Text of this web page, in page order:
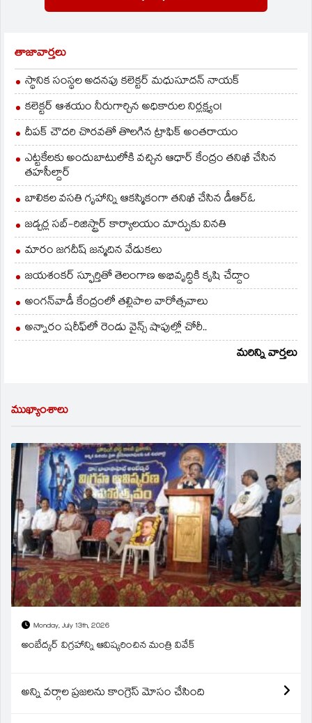
హైదరాబాద్‌లో…
ట్రావెల్స్‌ ఆగడాలకు
బెంబేలెత్తిపోయిన ట్రావెల్‌
ఏజెన్సీలు బస్సులు
నిలిపివేస్తున్నరు. అయితే
దీనికి విరుగుడుగా ఆర్టీసీ
హైదరాబాద్‌ నుంచి విశాఖ,
…
తాజావార్తలు
స్థానిక సంస్థల అదనపు కలెక్టర్ మధుసూదన్ నాయక్
కలెక్టర్ ఆశయం నీరుగార్చిన అధికారుల నిర్లక్ష్యం!
దీపక్ చౌదరి చొరవతో తొలగిన ట్రాఫిక్‌ అంతరాయం
ఎట్టకేలకు అందుబాటులోకి వచ్చిన ఆధార్ కేంద్రం తనిఖీ చేసిన
తహసీల్దార్
బాలికల వసతి గృహాన్ని ఆకస్మికంగా తనిఖీ చేసిన డీఆర్ఓ
జడ్చర్ల సబ్-రిజిస్ట్రార్ కార్యాలయం మార్పుకు వినతి
మారం జగదీష్ జన్మదిన వేడుకలు
జయశంకర్ స్ఫూర్తితో తెలంగాణ అభివృద్ధికి కృషి చేద్దాం
అంగన్‌వాడీ కేంద్రంలో తల్లిపాల వారోత్సవాలు
అన్నారం షరీఫ్‌లో రెండు వైన్స్ షాపుల్లో చోరీ..
మరిన్ని వార్తలు
ముఖ్యాంశాలు
Monday, July 13th, 2026
అంబేద్కర్ విగ్రహాన్ని ఆవిష్కరించిన మంత్రి వివేక్
అన్ని వర్గాల ప్రజలను కాంగ్రెస్ మోసం చేసింది